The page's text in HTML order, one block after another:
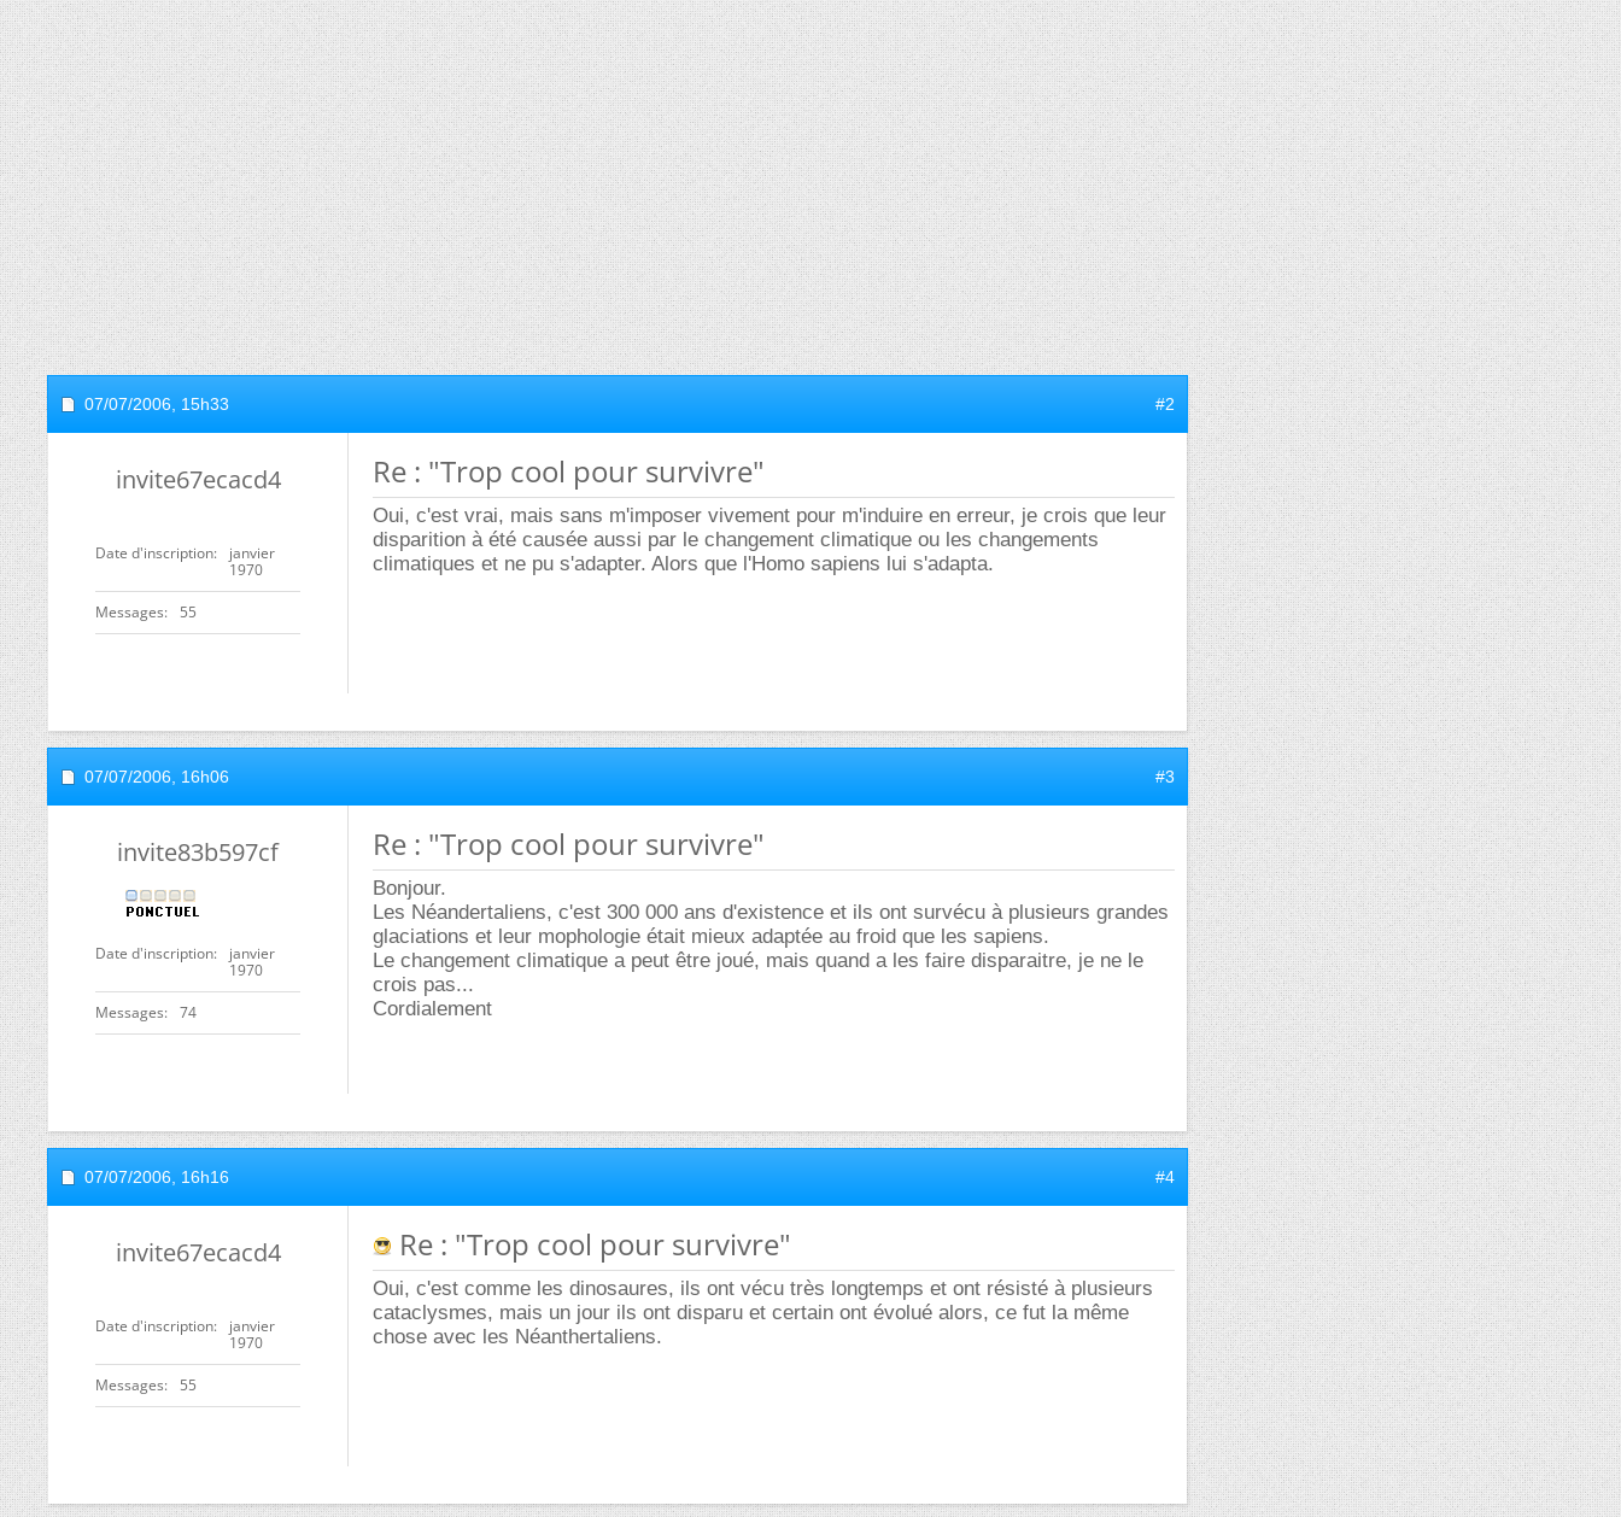
07/07/2006, 15h33 #2
invite67ecacd4
Date d'inscription
janvier
1970
Messages 55
Re : "Trop cool pour survivre"
Oui, c'est vrai, mais sans m'imposer vivement pour m'induire en erreur, je crois que leur
disparition à été causée aussi par le changement climatique ou les changements
climatiques et ne pu s'adapter. Alors que l'Homo sapiens lui s'adapta.
07/07/2006, 16h06 #3
invite83b597cf
Date d'inscription
janvier
1970
Messages 74
Re : "Trop cool pour survivre"
Bonjour.
Les Néandertaliens, c'est 300 000 ans d'existence et ils ont survécu à plusieurs grandes
glaciations et leur mophologie était mieux adaptée au froid que les sapiens.
Le changement climatique a peut être joué, mais quand a les faire disparaitre, je ne le
crois pas...
Cordialement
07/07/2006, 16h16 #4
invite67ecacd4
Date d'inscription
janvier
1970
Messages 55
Re : "Trop cool pour survivre"
Oui, c'est comme les dinosaures, ils ont vécu très longtemps et ont résisté à plusieurs
cataclysmes, mais un jour ils ont disparu et certain ont évolué alors, ce fut la même
chose avec les Néanthertaliens.